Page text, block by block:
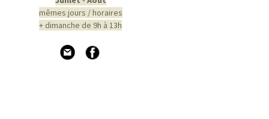
mêmes jours / horaires
+ dimanche de 9h à 13h